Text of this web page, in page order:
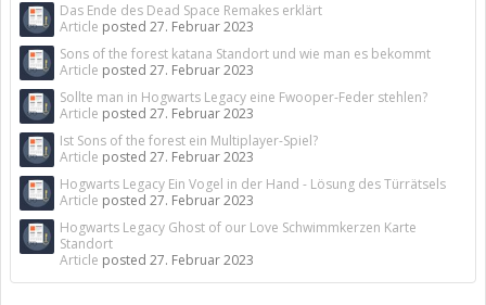
Das Ende des Dead Space Remakes erklärt
Article posted 27. Februar 2023
Sons of the forest katana Standort und wie man es bekommt
Article posted 27. Februar 2023
Sollte man in Hogwarts Legacy eine Fwooper-Feder stehlen?
Article posted 27. Februar 2023
Ist Sons of the forest ein Multiplayer-Spiel?
Article posted 27. Februar 2023
Hogwarts Legacy Ein Vogel in der Hand - Lösung des Türrätsels
Article posted 27. Februar 2023
Hogwarts Legacy Ghost of our Love Schwimmkerzen Karte
Standort
Article posted 27. Februar 2023